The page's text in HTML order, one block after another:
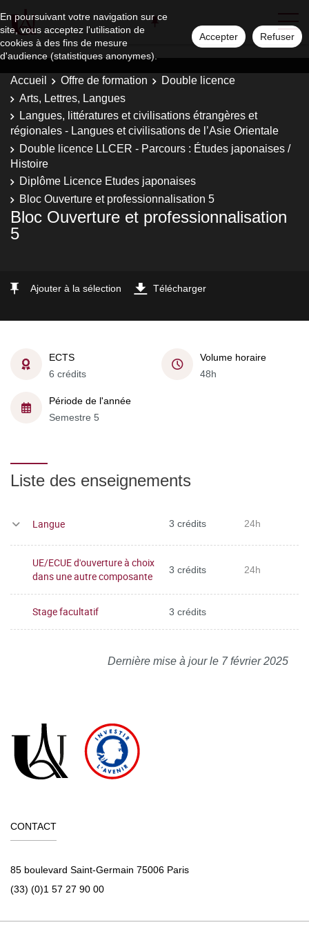
En poursuivant votre navigation sur ce
site, vous acceptez l'utilisation de
cookies à des fins de mesure
d'audience (statistiques anonymes).
Accepter Refuser
Accueil Offre de formation
Double licence
Arts, Lettres, Langues
Langues, littératures et civilisations étrangères et
régionales - Langues et civilisations de l’Asie Orientale
Double licence LLCER - Parcours : Études japonaises /
Histoire
Diplôme Licence Etudes japonaises
Bloc Ouverture et professionnalisation 5
Bloc Ouverture et professionnalisation
5
Ajouter à la sélection Télécharger
ECTS
6 crédits
Volume horaire
48h
Période de l'année
Semestre 5
Liste des enseignements
Langue 3 crédits 24h
UE/ECUE d'ouverture à choix
dans une autre composante
3 crédits 24h
Stage facultatif 3 crédits
Dernière mise à jour le 7 février 2025
CONTACT
85 boulevard Saint-Germain 75006 Paris
(33) (0)1 57 27 90 00